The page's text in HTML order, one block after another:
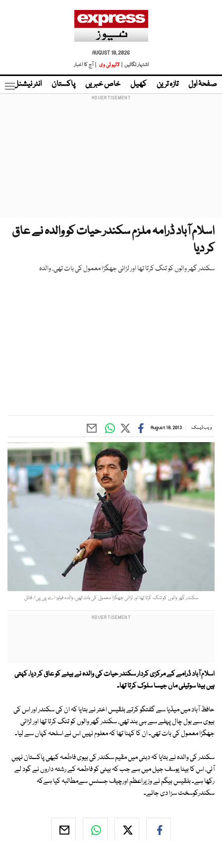
AUGUST 10, 2026
اشتہار لگائیں |
لائیو ٹی وی | آج کا اخبار
صفحۂ اول تازہ ترین کھیل خاص خبریں پاکستان انٹر نیشنل
اسلام آباد ڈرامہ ملزم سکندر حیات کو والدہ نے عاق
کر دیا
سکندر گھر والوں کو تنگ کرتا تھا اور لڑائی جھگڑا معمول کی بات تھی، والدہ
ویب ڈیسک August 18, 2013
سکندر گھر والوں کو تنگ کرتا تھا اور لڑائی جھگڑا معمول کی بات تھی، والدہ فوٹو: اے پی پی/ فائل
اسلام آباد ڈرامے کے مرکزی کردار سکندر حیات کی والدہ نے بیٹے کو عاق کر دیا، کہتی
ہیں بیٹا سوتیلی ماں جیسا سلوک کرتا تھا۔
حافظ آباد میں میڈیا سے گفتگو کرتے بلقیس اختر نے بتایا کہ ان کی سکندر اور اس کی
بیوی سے بول چال پہلے سے ہی بند تھی، سکندر گھر والوں کو تنگ کرتا تھا اور لڑائی
جھگڑا معمول کی بات تھی۔ ان کا کہنا تھا کہ معلوم نہیں اس نے اسلحہ کہاں سے لیا۔
سکندر کی والدہ نے بتایا کہ دبئی میں مقیم سکندر کی بیوی فاطمہ کبھی پاکستان نہیں
آئی، اس کا بیٹا یوسف جیل میں ہے جب کہ بیٹی کو فاطمہ کے رشتہ داروں نے گود لے
رکھا ہے۔ بلقیس بیگم نے وزیراعظم اورچیف جسٹس سےمطالبہ کیا ہےکہ
سکندرکوسخت سزا دی جائے۔